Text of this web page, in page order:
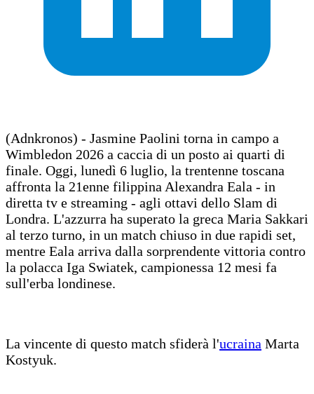
(Adnkronos) - Jasmine Paolini torna in campo a
Wimbledon 2026 a caccia di un posto ai quarti di
finale. Oggi, lunedì 6 luglio, la trentenne toscana
affronta la 21enne filippina Alexandra Eala - in
diretta tv e streaming - agli ottavi dello Slam di
Londra. L'azzurra ha superato la greca Maria Sakkari
al terzo turno, in un match chiuso in due rapidi set,
mentre Eala arriva dalla sorprendente vittoria contro
la polacca Iga Swiatek, campionessa 12 mesi fa
sull'erba londinese.
La vincente di questo match sfiderà l'ucraina Marta
Kostyuk.